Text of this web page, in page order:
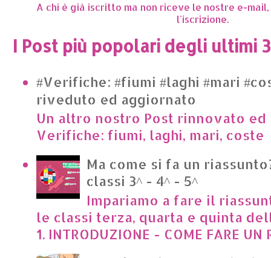
A chi è già iscritto ma non riceve le nostre e-
l'iscrizione.
I Post più popolari degli ultimi
#Verifiche: #fiumi #laghi #mari
riveduto ed aggiornato
Un altro nostro Post rinnovato
Verifiche: fiumi, laghi, mari, coste
Ma come si fa un
classi 3^ - 4^ - 5^
Impariamo a fare il
le classi terza, quarta e quinta
1. INTRODUZIONE - COME FARE UN